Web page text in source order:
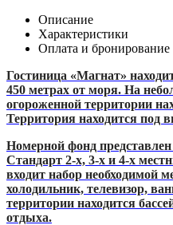
Описание
Характеристики
Оплата и бронирование
Гостиница «Магнат»
450 метрах от моря. На
огороженной территории
Территория находится под
Номерной фонд
Стандарт 2-х, 3-х и 4-х
входит набор необходимой
холодильник, телевизор,
территории находится
отдыха.